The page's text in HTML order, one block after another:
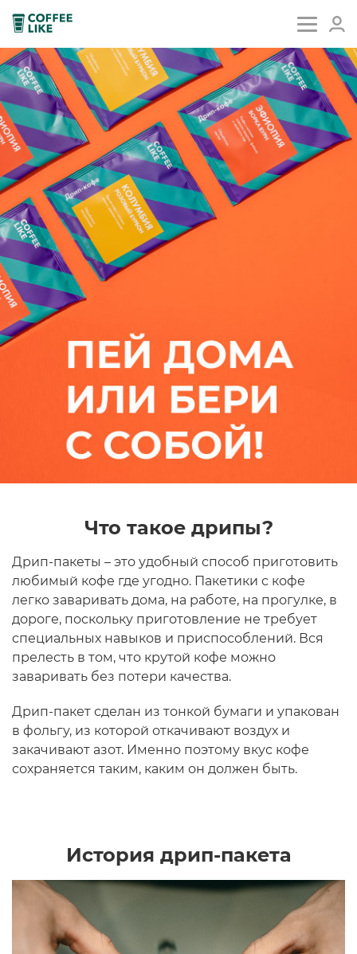
Что такое дрипы?
Дрип-пакеты – это удобный способ приготовить
любимый кофе где угодно. Пакетики с кофе
легко заваривать дома, на работе, на прогулке, в
дороге, поскольку приготовление не требует
специальных навыков и приспособлений. Вся
прелесть в том, что крутой кофе можно
заваривать без потери качества.
Дрип-пакет сделан из тонкой бумаги и упакован
в фольгу, из которой откачивают воздух и
закачивают азот. Именно поэтому вкус кофе
сохраняется таким, каким он должен быть.
История дрип-пакета